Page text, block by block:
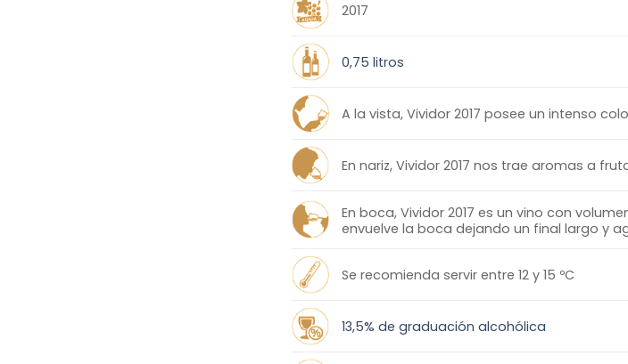
2017
0,75 litros
A la vista, Vividor 2017 posee un intenso
En nariz, Vividor 2017 nos trae aromas a
En boca, Vividor 2017 es un vino con
envuelve la boca dejando un final largo y
Se recomienda servir entre 12 y 15 ºC
13,5% de graduación alcohólica